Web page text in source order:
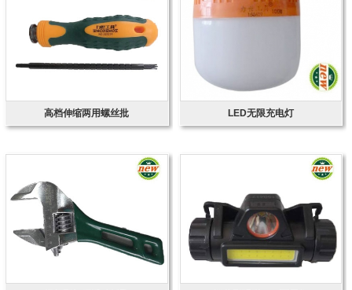
高档伸缩两用螺丝批 LED无限充电灯